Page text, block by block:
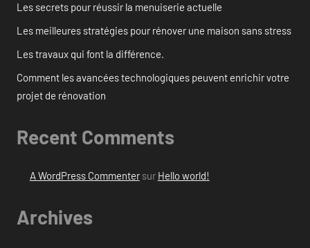
Les secrets pour réussir la menuiserie actuelle
Les meilleures stratégies pour rénover une maison sans stress
Les travaux qui font la différence.
Comment les avancées technologiques peuvent enrichir votre
projet de rénovation
Recent Comments
A WordPress Commentersur Hello world!
Archives